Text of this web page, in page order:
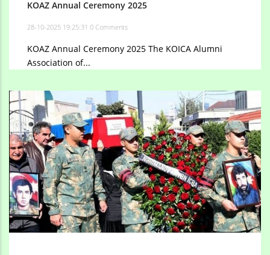
KOAZ Annual Ceremony 2025
28-10-2025 19:25:31 0 Comments
KOAZ Annual Ceremony 2025 The KOICA Alumni
Association of...